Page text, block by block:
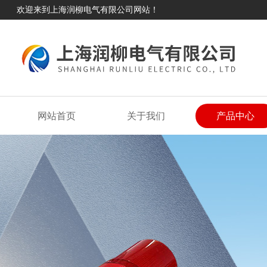
欢迎来到上海润柳电气有限公司网站！
网站首页 关于我们 产品中心